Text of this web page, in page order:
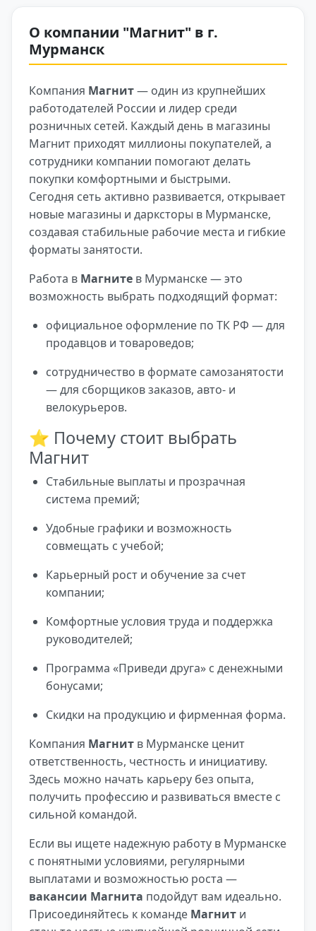
О компании "Магнит" в г.
Мурманск
Компания Магнит— один из крупнейших
работодателей России и лидер среди
розничных сетей. Каждый день в магазины
Магнит приходят миллионы покупателей, а
сотрудники компании помогают делать
покупки комфортными и быстрыми.
Сегодня сеть активно развивается, открывает
новые магазины и дарксторы в Мурманске,
создавая стабильные рабочие места и гибкие
форматы занятости.
Работа в Магните в Мурманске — это
возможность выбрать подходящий формат:
официальное оформление по ТК РФ — для
продавцов и товароведов;
сотрудничество в формате самозанятости
— для сборщиков заказов, авто- и
велокурьеров.
⭐ Почему стоит выбрать
Магнит
Стабильные выплаты и прозрачная
система премий;
Удобные графики и возможность
совмещать с учебой;
Карьерный рост и обучение за счет
компании;
Комфортные условия труда и поддержка
руководителей;
Программа «Приведи друга» с денежными
бонусами;
Скидки на продукцию и фирменная форма.
Компания Магнит в Мурманске ценит
ответственность, честность и инициативу.
Здесь можно начать карьеру без опыта,
получить профессию и развиваться вместе с
сильной командой.
Если вы ищете надежную работу в Мурманске
с понятными условиями, регулярными
выплатами и возможностью роста —
вакансии Магнита подойдут вам идеально.
Присоединяйтесь к команде Магнит и